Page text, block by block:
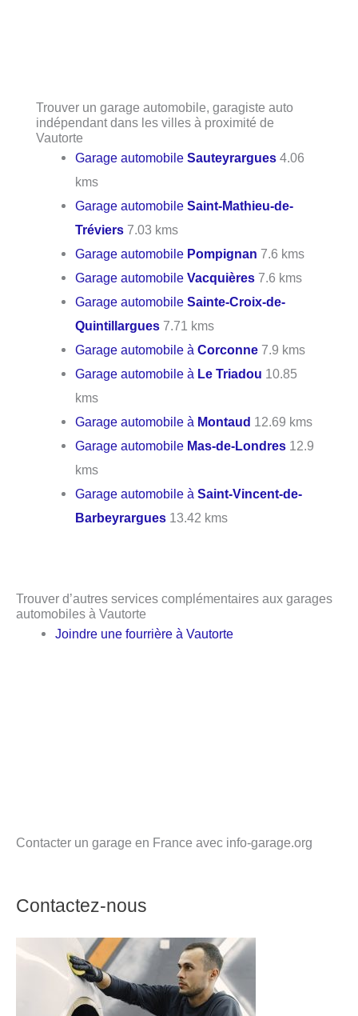
Trouver un garage automobile, garagiste auto
indépendant dans les villes à proximité de
Vautorte
Garage automobileSauteyrargues 4.06
kms
Garage automobileSaint-Mathieu-de-
Tréviers 7.03 kms
Garage automobile Pompignan 7.6 kms
Garage automobileVacquières 7.6 kms
Garage automobileSainte-Croix-de-
Quintillargues 7.71 kms
Garage automobile àCorconne 7.9 kms
Garage automobile à Le Triadou 10.85
kms
Garage automobile à Montaud 12.69 kms
Garage automobile Mas-de-Londres 12.9
kms
Garage automobile àSaint-Vincent-de-
Barbeyrargues 13.42 kms
Trouver d’autres services complémentaires aux garages
automobiles à Vautorte
Joindre une fourrière à Vautorte
Contacter un garage en France avec info-garage.org
Contactez-nous